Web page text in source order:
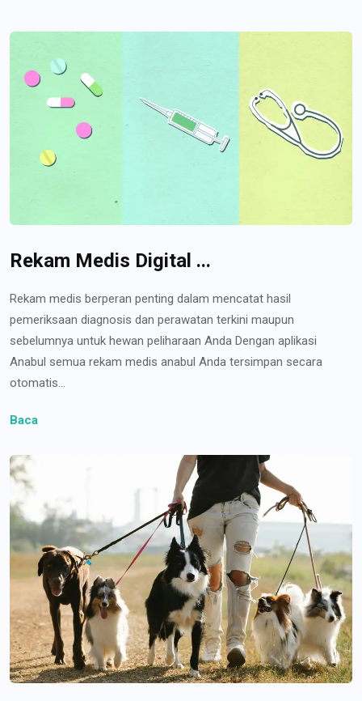
Rekam Medis Digital ...
Rekam medis berperan penting dalam mencatat hasil
pemeriksaan diagnosis dan perawatan terkini maupun
sebelumnya untuk hewan peliharaan Anda Dengan aplikasi
Anabul semua rekam medis anabul Anda tersimpan secara
otomatis...
Baca